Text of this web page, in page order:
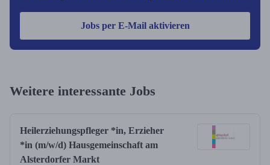
Jobs per E-Mail aktivieren
Weitere interessante Jobs
Heilerziehungspfleger *in, Erzieher
*in (m/w/d) Hausgemeinschaft am
Alsterdorfer Markt